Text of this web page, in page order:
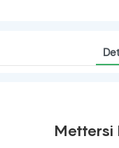
Mettersi